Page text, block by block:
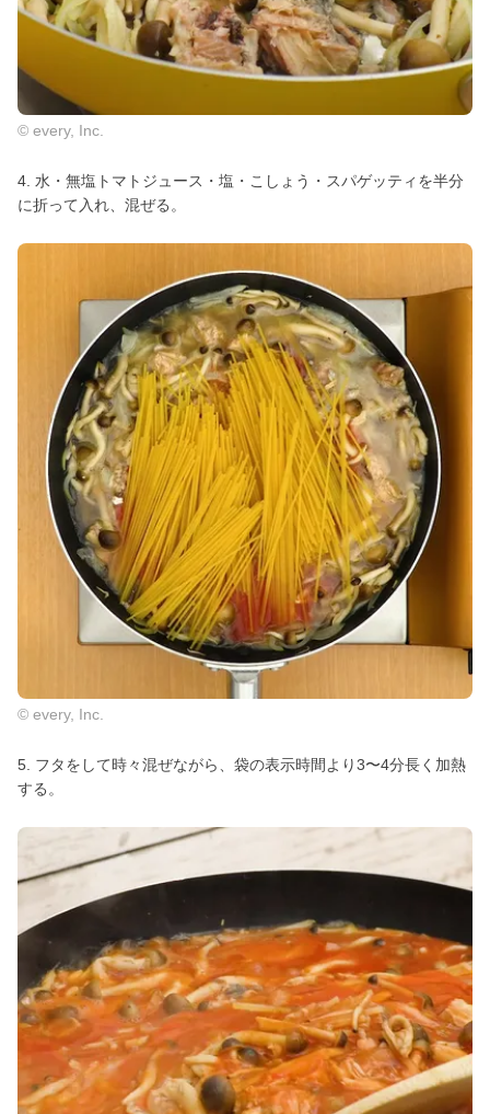
© every, Inc.
4. 水・無塩トマトジュース・塩・こしょう・スパゲッティを半分
に折って入れ、混ぜる。
© every, Inc.
5. フタをして時々混ぜながら、袋の表示時間より3〜4分長く加熱
する。